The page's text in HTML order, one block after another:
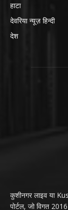
हाटा
देवरिया न्यूज़ हिन्दी
देश
कुशीनगर लाइव या
पोर्टल, जो विगत